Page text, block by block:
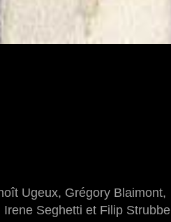
Ugeux, Grégory Blaimont,
Seghetti et Filip Strubbe